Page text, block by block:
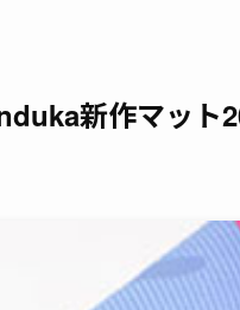
新作マッ